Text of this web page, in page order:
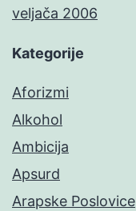
veljača 2006
Kategorije
Aforizmi
Alkohol
Ambicija
Apsurd
Arapske Poslovice